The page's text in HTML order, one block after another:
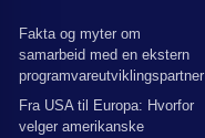
Fakta og myter om
samarbeid med en ekstern
programvareutviklingspartner
Fra USA til Europa: Hvorfor
velger amerikanske